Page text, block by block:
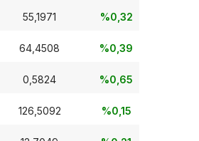
55,1971 %0,32
64,4508 %0,39
0,5824 %0,65
126,5092 %0,15